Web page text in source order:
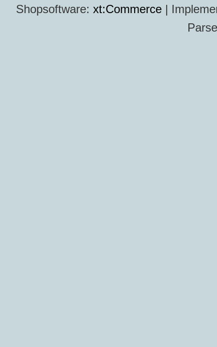
Shopsoftware: xt:Commerce |